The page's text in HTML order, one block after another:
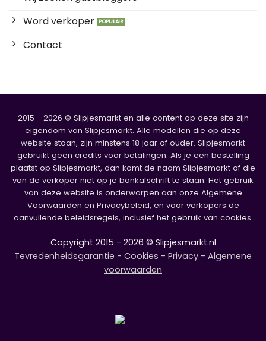
Word verkoper
Contact
2015 - 2026 © Slipjesmarkt en alle content op deze site zijn
eigendom van Slipjesmarkt. Alle modellen die op deze
website staan, zijn minstens 18 jaar of ouder. Slipjesmarkt
gebruikt geen credits voor betalingen. Als je een bestelling
plaatst op Slipjesmarkt, dan komt de naam Slipjesmarkt of die
van de verkoper niet op je bankafschrift te staan. Het gebruik
van deze website is onderworpen aan onze Algemene
Voorwaarden en Privacybeleid, en voor verkopers de
aanvullende beleidsregels, inclusief het gebruik van cookies.
Copyright 2015 - 2026 © Slipjesmarkt.nl
Tevredenheidsgarantie - Cookies - Privacy - Algemene
voorwaarden